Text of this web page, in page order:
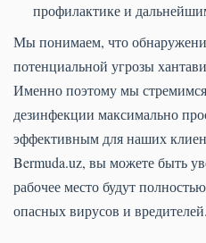
профилактике и
Мы понимаем, что
потенциальной угрозы
Именно поэтому мы стремимся
дезинфекции максимально
эффективным для наших
Bermuda.uz, вы можете быть
рабочее место будут
опасных вирусов и вредителей.